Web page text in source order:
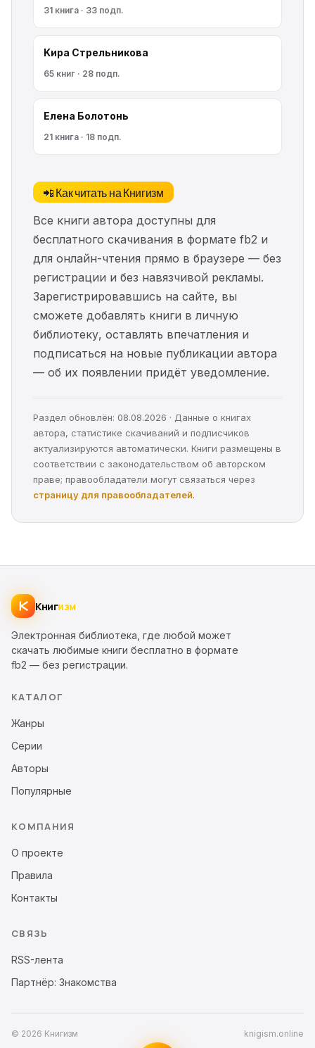
31 книга · 33 подп.
Kирa Cтрeльникoва
65 книг · 28 подп.
Елена Болотонь
21 книга · 18 подп.
📲 Как читать на Книгизм
Все книги автора доступны для
бесплатного скачивания в формате fb2 и
для онлайн-чтения прямо в браузере — без
регистрации и без навязчивой рекламы.
Зарегистрировавшись на сайте, вы
сможете добавлять книги в личную
библиотеку, оставлять впечатления и
подписаться на новые публикации автора
— об их появлении придёт уведомление.
Раздел обновлён: 08.08.2026 · Данные о книгах
автора, статистике скачиваний и подписчиков
актуализируются автоматически. Книги размещены в
соответствии с законодательством об авторском
праве; правообладатели могут связаться через
страницу для правообладателей.
Книгизм
Электронная библиотека, где любой может
скачать любимые книги бесплатно в формате
fb2 — без регистрации.
КАТАЛОГ
Жанры
Серии
Авторы
Популярные
КОМПАНИЯ
О проекте
Правила
Контакты
СВЯЗЬ
RSS-лента
Партнёр: Знакомства
© 2026 Книгизм knigism.online